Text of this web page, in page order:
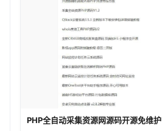
PHP全自动采集资源网源码开源免维护